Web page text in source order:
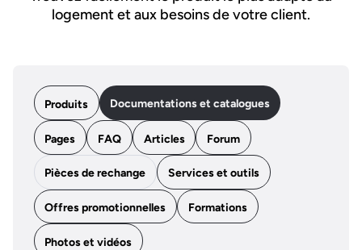
logement et aux besoins de votre client.
Produits Documentations et catalogues
Pages FAQ Articles Forum
Pièces de rechange Services et outils
Offres promotionnelles Formations
Photos et vidéos